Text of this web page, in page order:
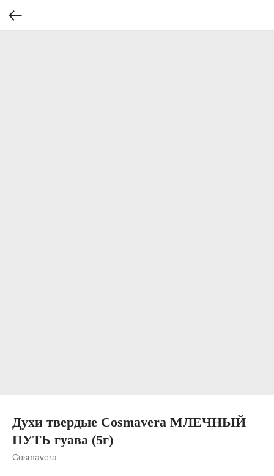
Духи твердые Cosmavera МЛЕЧНЫЙ
ПУТЬ гуава (5г)
Cosmavera